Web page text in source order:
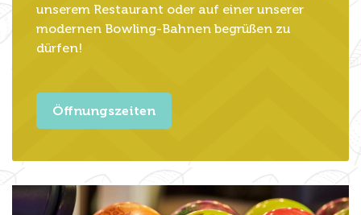
unserem Restaurant oder auf einer unserer
modernen Bowling-Bahnen begrüßen zu
dürfen!
Öffnungszeiten